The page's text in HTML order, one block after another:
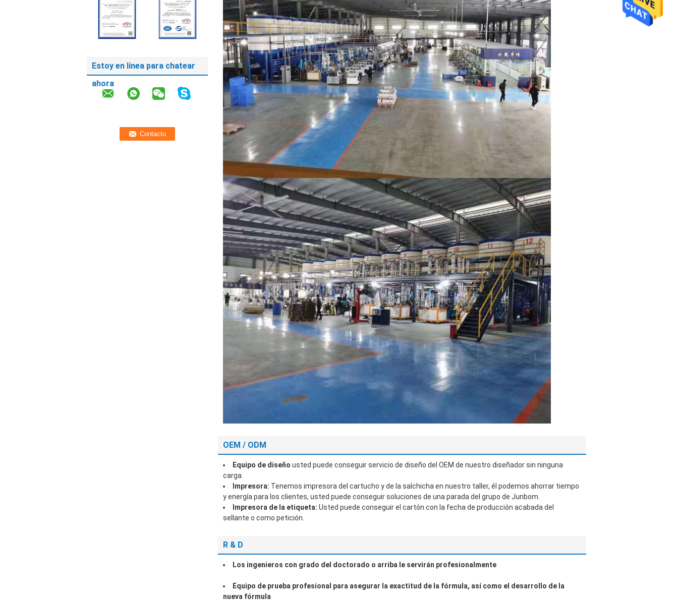
Estoy en línea para chatear
ahora
OEM / ODM
Equipo de diseño usted puede conseguir servicio de diseño del OEM de nuestro diseñador sin ninguna
carga.
Impresora: Tenemos impresora del cartucho y de la salchicha en nuestro taller, él podemos ahorrar tiempo
y energía para los clientes, usted puede conseguir soluciones de una parada del grupo de Junbom.
Impresora de la etiqueta: Usted puede conseguir el cartón con la fecha de producción acabada del
sellante o como petición.
R & D
Los ingenieros con grado del doctorado o arriba le servirán profesionalmente
Equipo de prueba profesional para asegurar la exactitud de la fórmula, así como el desarrollo de la
nueva fórmula